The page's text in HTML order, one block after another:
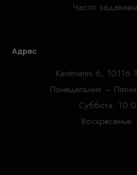
Часто
Адрес
Kentmanni 6, 10116
Понедельник –
Суббота: